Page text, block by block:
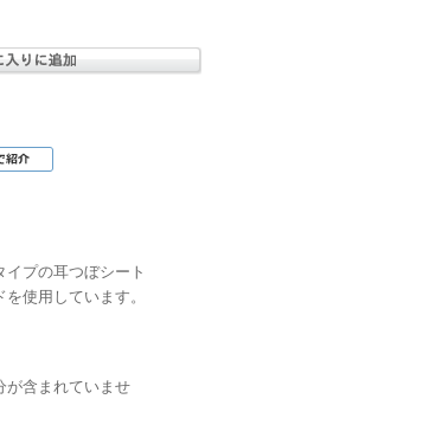
プの耳つぼシート
使用しています。
が含まれていませ